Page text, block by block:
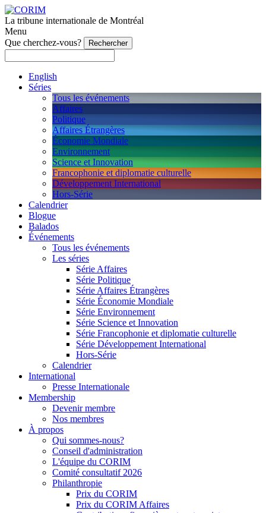
La tribune internationale de Montréal
Menu
Que cherchez-vous?
English
Séries
Tous les événements
Affaires
Politique
Affaires Étrangères
Économie Mondiale
Environnement
Science et Innovation
Francophonie et diplomatie culturelle
Développement International
Hors-Série
Calendrier
Blogue
Balados
Événements
Tous les événements
Les séries
Série Affaires
Série Politique
Série Affaires Étrangères
Série Économie Mondiale
Série Environnement
Série Science et Innovation
Série Francophonie et diplomatie culturelle
Série Développement International
Hors-Série
Calendrier
International
Presse Internationale
Membership
Devenir membre
Nos membres
À propos
Qui sommes-nous?
Conseil d'administration
L'équipe du CORIM
Comité consultatif 2026
Philanthropie
Prix du CORIM
Prix du CORIM Affaires